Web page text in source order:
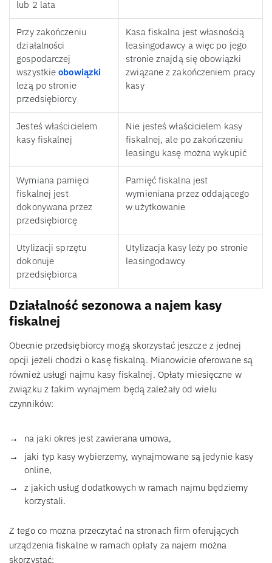
lub 2 lata
Przy zakończeniu
działalności
gospodarczej
wszystkieobowiązki
leżą po stronie
przedsiębiorcy
Kasa fiskalna jest własnością
leasingodawcy a więc po jego
stronie znajdą się obowiązki
związane z zakończeniem pracy
kasy
Jesteś właścicielem
kasy fiskalnej
Nie jesteś właścicielem kasy
fiskalnej, ale po zakończeniu
leasingu kasę można wykupić
Wymiana pamięci
fiskalnej jest
dokonywana przez
przedsiębiorcę
Pamięć fiskalna jest
wymieniana przez oddającego
w użytkowanie
Utylizacji sprzętu
dokonuje
przedsiębiorca
Utylizacja kasy leży po stronie
leasingodawcy
Działalność sezonowa a najem kasy
fiskalnej
Obecnie przedsiębiorcy mogą skorzystać jeszcze z jednej
opcji jeżeli chodzi o kasę fiskalną. Mianowicie oferowane są
również usługi najmu kasy fiskalnej. Opłaty miesięczne w
związku z takim wynajmem będą zależały od wielu
czynników:
na jaki okres jest zawierana umowa,
jaki typ kasy wybierzemy, wynajmowane są jedynie kasy
online,
z jakich usług dodatkowych w ramach najmu będziemy
korzystali.
Z tego co można przeczytać na stronach firm oferujących
urządzenia fiskalne w ramach opłaty za najem można
skorzystać: